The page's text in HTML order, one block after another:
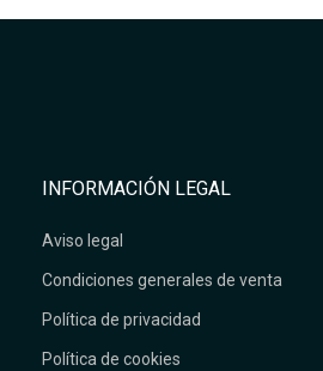
INFORMACIÓN LEGAL
Aviso legal
Condiciones generales de venta
Política de privacidad
Política de cookies